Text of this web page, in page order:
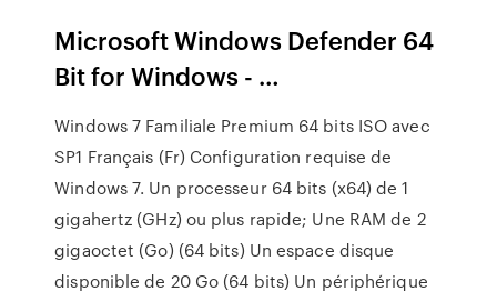
Microsoft Windows Defender 64
Bit for Windows - …
Windows 7 Familiale Premium 64 bits ISO avec
SP1 Français (Fr) Configuration requise de
Windows 7. Un processeur 64 bits (x64) de 1
gigahertz (GHz) ou plus rapide; Une RAM de 2
gigaoctet (Go) (64 bits) Un espace disque
disponible de 20 Go (64 bits) Un périphérique